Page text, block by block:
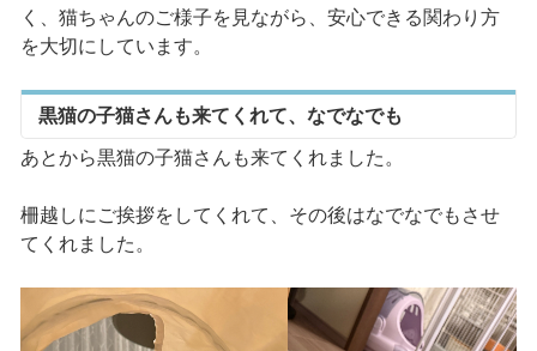
く、猫ちゃんのご様子を見ながら、安心できる関わり方
を大切にしています。
黒猫の子猫さんも来てくれて、なでなでも
あとから黒猫の子猫さんも来てくれました。
柵越しにご挨拶をしてくれて、その後はなでなでもさせ
てくれました。